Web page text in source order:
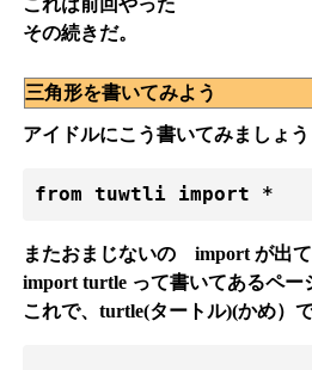
これは前回やった
その続きだ。
三角形を書いてみよう
アイドルにこう書いてみましょう
from tuwtli import *
またおまじないの import が出
import turtle って書いてあるペー
これで、turtle(タートル)(かめ）